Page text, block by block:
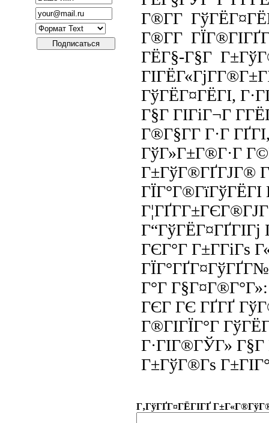
Г®Г­Г
Г®Г­Г
ГЁГ§-Г§Г
ГўГЁГ¤ГЁГІ,
Г§Г ГІГіГ¬Г
Г®Г§Г­Г Г·Г
ГўГ»Г±Г®Г·Г
Г±ГўГ®ГҐГЈГ®
ГЇГ°Г®ГїГўГЁГІ
ГЄГ°Г Г±Г­ГіГѕ
Г°Г
ГЄГ ГЄ ГҐГҐ
Г®ГІГЇГ°Г
Г·ГІГ®ГЎГ»
Г±ГўГ®Гѕ
Г‚ГўГҐГ¤ГЁГІГҐ